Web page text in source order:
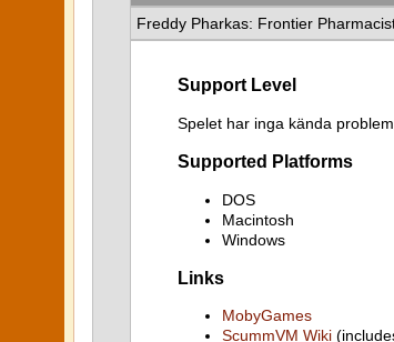
Freddy Pharkas: Frontier
Support Level
Spelet har inga kända problem.
Supported Platforms
DOS
Macintosh
Windows
Links
MobyGames
ScummVM Wiki